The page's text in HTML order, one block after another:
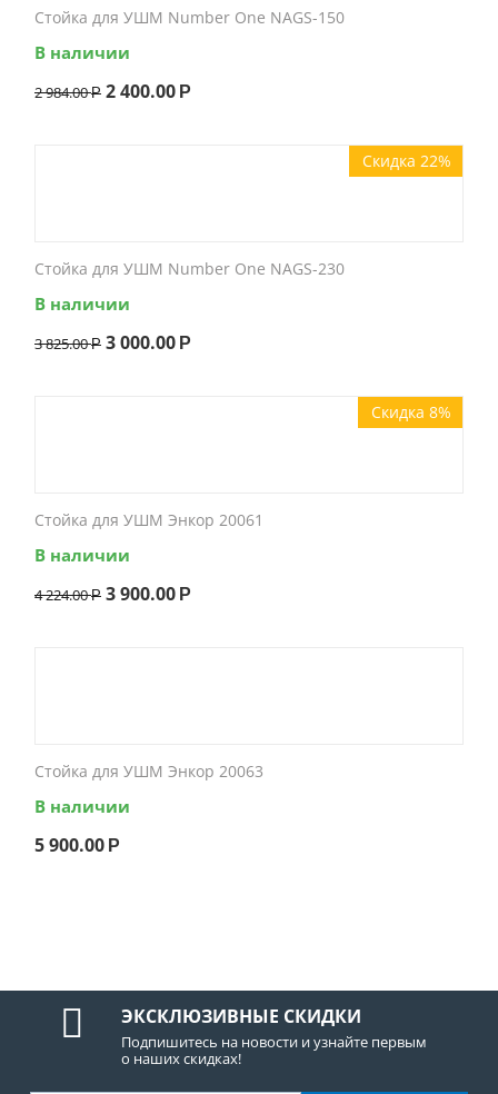
Стойка для УШМ Number One NAGS-150
В наличии
2 984.00 Р 2 400.00 Р
Скидка 22%
Стойка для УШМ Number One NAGS-230
В наличии
3 825.00 Р 3 000.00 Р
Скидка 8%
Стойка для УШМ Энкор 20061
В наличии
4 224.00 Р 3 900.00 Р
Стойка для УШМ Энкор 20063
В наличии
5 900.00 Р
ЭКСКЛЮЗИВНЫЕ СКИДКИ
Подпишитесь на новости и узнайте первым
о наших скидках!